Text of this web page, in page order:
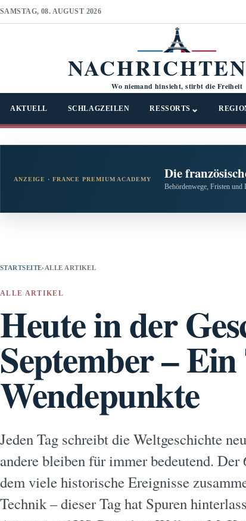
SAMSTAG, 08. AUGUST 2026
Wo niemand hinsieht, stirbt die Freiheit
AKTUELL SCHLAGZEILEN RESSORTS ⌄
ANZEIGE · FRANCE PREMIUM ACADEMY Die
Behördenwege, Fristen und
STARTSEITE› ALLE ARTIKEL
ALLE ARTIKEL
Heute in der
September –
Wendepunkte
Jeden Tag schreibt die Weltgeschichte
andere bleiben für immer bedeutend.
dem viele historische Ereignisse
Technik – dieser Tag hat Spuren